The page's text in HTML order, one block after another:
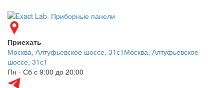
Приехать
Москва, Алтуфьевское шоссе, 31с1 Москва, Алтуфьевское
шоссе, 31с1
Пн - Сб с 9:00 до 20:00